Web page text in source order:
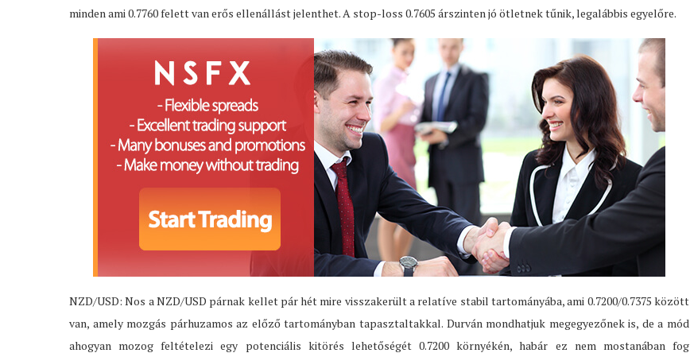
minden ami 0.7760 felett van erős ellenállást jelenthet. A stop-loss 0.7605 árszinten jó ötletnek tűnik, legalábbis egyelőre.
NZD/USD: Nos a NZD/USD párnak kellet pár hét mire visszakerült a relatíve stabil tartományába, ami 0.7200/0.7375 között
van, amely mozgás párhuzamos az előző tartományban tapasztaltakkal. Durván mondhatjuk megegyezőnek is, de a mód
ahogyan mozog feltételezi egy potenciális kitörés lehetőségét 0.7200 környékén, habár ez nem mostanában fog